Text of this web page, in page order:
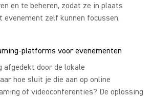
en te beheren, zodat ze in plaats
evenement zelf kunnen focussen.
platforms voor evenementen
afgedekt door de lokale
hoe sluit je die aan op online
of videoconferenties? De oplossing